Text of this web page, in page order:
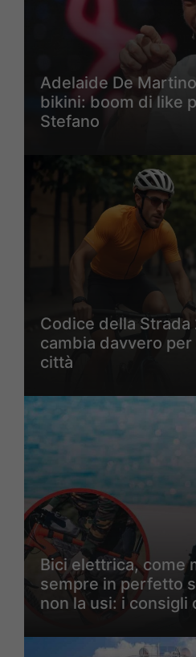
Adelaide De
bikini: boom di like
Stefano
Codice della Strada
cambia davvero
città
Bici elettrica, come
sempre in perfetto
non la usi: i consigli